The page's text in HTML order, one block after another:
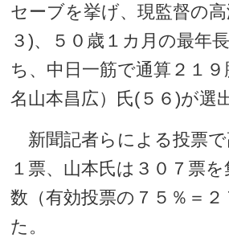
セーブを挙げ、現監督の高
３)、５０歳１カ月の最年
ち、中日一筋で通算２１
名山本昌広）氏(５６)が選
新聞記者らによる投票で
１票、山本氏は３０７票
数（有効投票の７５％＝２
た。